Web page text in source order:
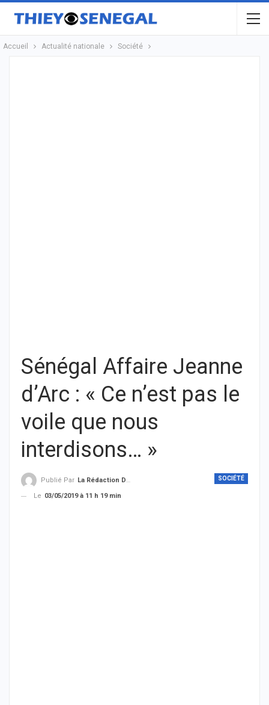
Accueil Actualité nationale Société
Sénégal Affaire Jeanne
d’Arc : « Ce n’est pas le
voile que nous
interdisons… »
SOCIÉTÉ
Publié Par La Rédaction De THIEYSENEGAL.com
Le 03/05/2019 à 11 h 19 min